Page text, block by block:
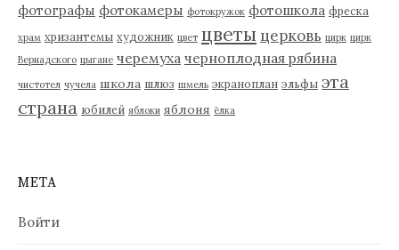
фотографы фотокамеры фотокружок фотошкола фреска
храм хризантемы художник цвет цветы церковь цирк цирк
Вернадского цыгане черемуха черноплодная рябина
чистотел чучела школа шлюз шмель экраноплан эльфы эта
страна юбилей яблоки яблоня ёлка
МЕТА
Войти